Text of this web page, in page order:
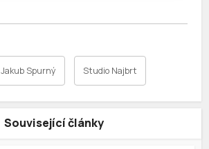
Jakub Spurný Studio Najbrt
Související články